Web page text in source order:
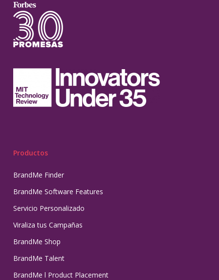
Productos
BrandMe Finder
BrandMe Software Features
Servicio Personalizado
Viraliza tus Campañas
BrandMe Shop
BrandMe Talent
BrandMe l Product Placement